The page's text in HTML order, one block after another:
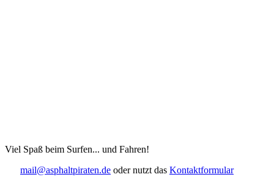
Viel Spaß beim Surfen... und Fahren!
mail@asphaltpiraten.de oder nutzt das Kontaktformular